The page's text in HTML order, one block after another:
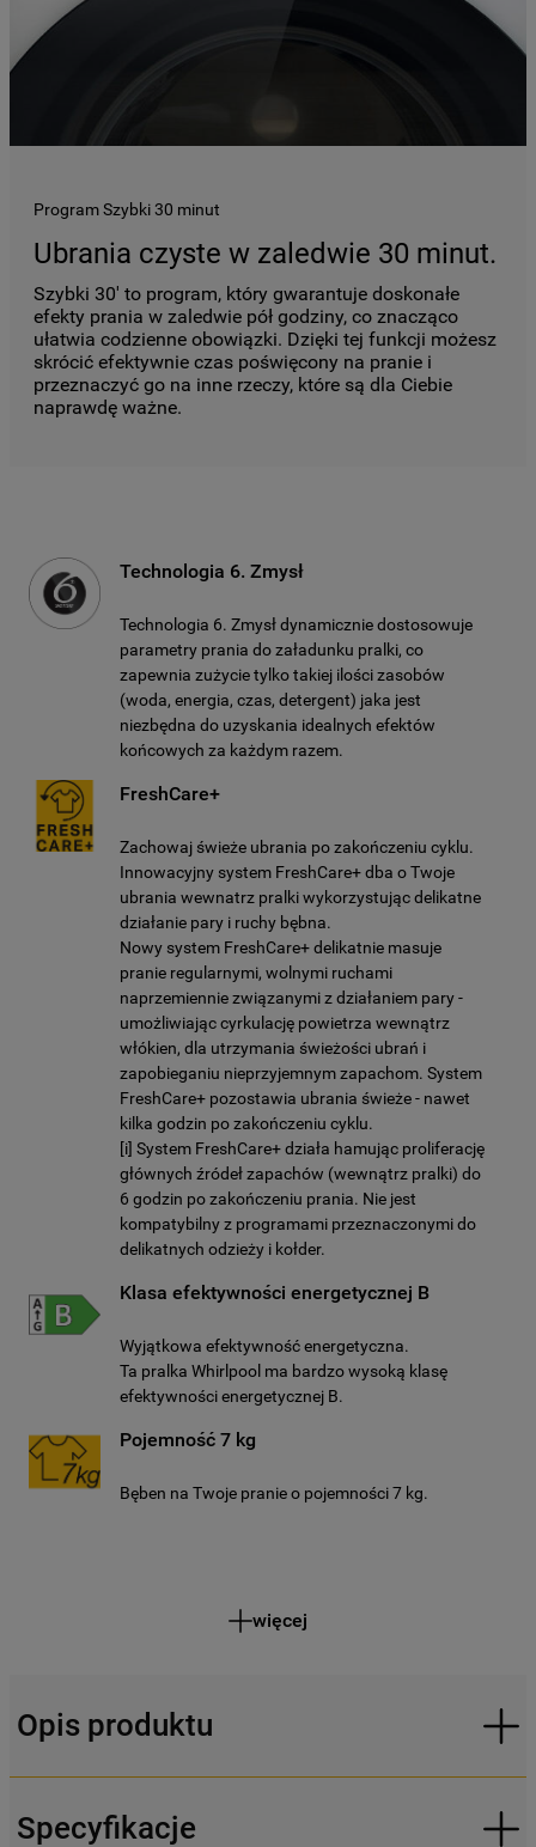
Program Szybki 30 minut
Ubrania czyste w zaledwie 30 minut.
Szybki 30' to program, który gwarantuje doskonałe
efekty prania w zaledwie pół godziny, co znacząco
ułatwia codzienne obowiązki. Dzięki tej funkcji możesz
skrócić efektywnie czas poświęcony na pranie i
przeznaczyć go na inne rzeczy, które są dla Ciebie
naprawdę ważne.
Technologia 6. Zmysł
Technologia 6. Zmysł dynamicznie dostosowuje
parametry prania do załadunku pralki, co
zapewnia zużycie tylko takiej ilości zasobów
(woda, energia, czas, detergent) jaka jest
niezbędna do uzyskania idealnych efektów
końcowych za każdym razem.
FreshCare+
Zachowaj świeże ubrania po zakończeniu cyklu.
Innowacyjny system FreshCare+ dba o Twoje
ubrania wewnatrz pralki wykorzystując delikatne
działanie pary i ruchy bębna.
Nowy system FreshCare+ delikatnie masuje
pranie regularnymi, wolnymi ruchami
naprzemiennie związanymi z działaniem pary -
umożliwiając cyrkulację powietrza wewnątrz
włókien, dla utrzymania świeżości ubrań i
zapobieganiu nieprzyjemnym zapachom. System
FreshCare+ pozostawia ubrania świeże - nawet
kilka godzin po zakończeniu cyklu.
[i] System FreshCare+ działa hamując proliferację
głównych źródeł zapachów (wewnątrz pralki) do
6 godzin po zakończeniu prania. Nie jest
kompatybilny z programami przeznaczonymi do
delikatnych odzieży i kołder.
Klasa efektywności energetycznej B
Wyjątkowa efektywność energetyczna.
Ta pralka Whirlpool ma bardzo wysoką klasę
efektywności energetycznej B.
Pojemność 7 kg
Bęben na Twoje pranie o pojemności 7 kg.
więcej
Opis produktu
Specyfikacje